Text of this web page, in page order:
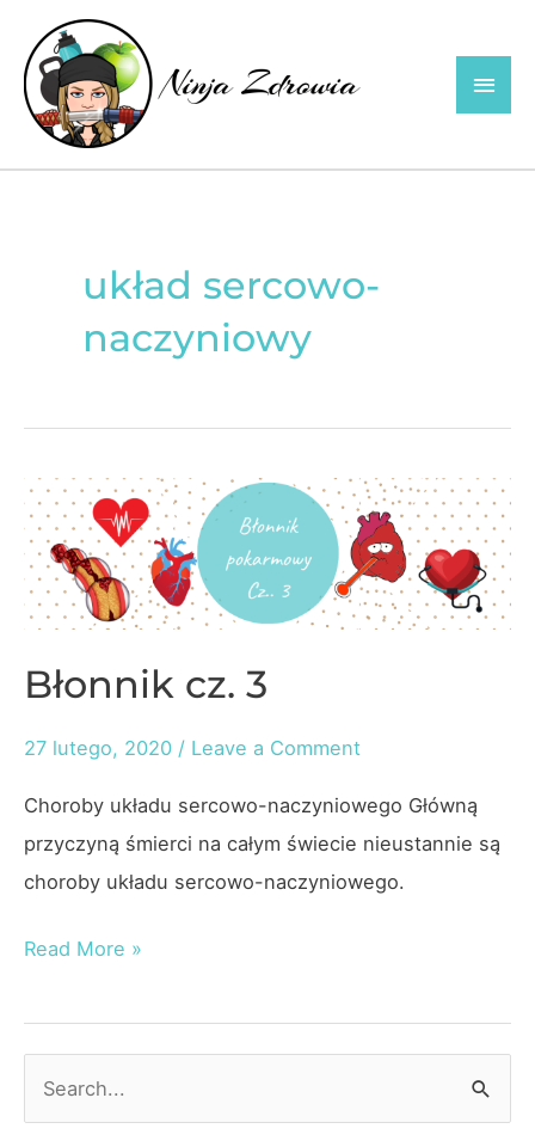
content
Main
układ sercowo-
naczyniowy
Błonnik cz. 3
27 lutego, 2020 / Leave a Comment
Choroby układu sercowo-naczyniowego Główną
przyczyną śmierci na całym świecie nieustannie są
choroby układu sercowo-naczyniowego.
Błonnik
3
Read More »